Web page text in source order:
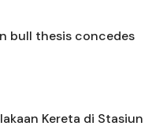
bull thesis concedes
Kereta di Stasiun